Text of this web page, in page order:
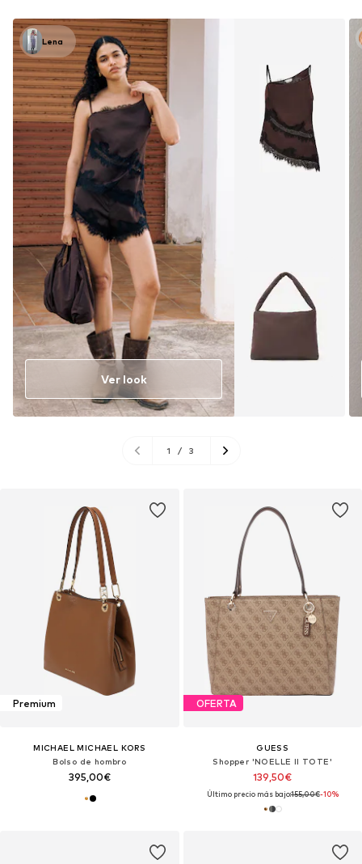
Lena
Ver look
1 / 3
Premium
MICHAEL MICHAEL KORS
Bolso de hombro
395,00€
OFERTA
GUESS
Shopper 'NOELLE II TOTE'
139,50€
Último precio más bajo:155,00€-10%